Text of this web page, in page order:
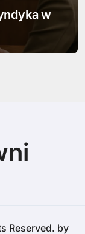
Reserved. by